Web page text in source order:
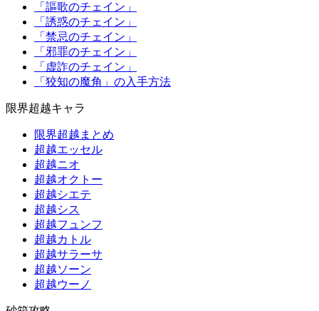
「謳歌のチェイン」
「誘惑のチェイン」
「禁忌のチェイン」
「邪罪のチェイン」
「虚詐のチェイン」
「狡知の魔角」の入手方法
限界超越キャラ
限界超越まとめ
超越エッセル
超越ニオ
超越オクトー
超越シエテ
超越シス
超越フュンフ
超越カトル
超越サラーサ
超越ソーン
超越ウーノ